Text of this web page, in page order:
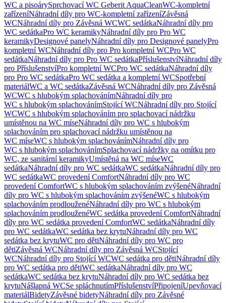
WC a pisoárySprchovací WC Geberit AquaCleanWC-kompletní
zařízeníNáhradní díly pro WC-kompletní zařízeníZávěsná
WCNáhradní díly pro Závěsná WCWC sedátkaNáhradní díly pro
WC sedátkaPro WC keramikyNáhradní díly pro Pro WC
keramikyDesignové panelyNáhradní díly pro Designové panelyPro
kompletní WCNáhradní díly pro Pro kompletní WCPro WC
sedátkaNáhradní díly pro Pro WC sedátkaPříslušenstvíNáhradní díly
pro PříslušenstvíPro kompletní WCPro WC sedátkaNáhradní díly
pro Pro WC sedátkaPro WC sedátka a kompletní WCSpotřební
materiálWC a WC sedátkaZávěsná WCNáhradní díly pro Závěsná
WCWC s hlubokým splachovánímNáhradní díly pro
WC s hlubokým splachovánímStojící WCNáhradní díly pro Stojící
WCWC s hlubokým splachováním pro splachovací nádržku
umístěnou na WC míseNáhradní díly pro WC s hlubokým
splachováním pro splachovací nádržku umístěnou na
WC míseWC s hlubokým splachovánímNáhradní díly pro
WC s hlubokým splachovánímSplachovací nádržky na omítku pro
WC, ze sanitární keramikyUmístěná na WC míseWC
sedátkaNáhradní díly pro WC sedátkaWC sedátkaNáhradní díly pro
WC sedátkaWC provedení ComfortNáhradní díly pro WC
provedení ComfortWC s hlubokým splachováním zvýšenéNáhradní
díly pro WC s hlubokým splachováním zvýšenéWC s hlubokým
splachováním prodlouženéNáhradní díly pro WC s hlubokým
splachováním prodlouženéWC sedátka provedení ComfortNáhradní
díly pro WC sedátka provedení ComfortWC sedátkaNáhradní díly
pro WC sedátkaWC sedátka bez krytuNáhradní díly pro WC
sedátka bez krytuWC pro dětiNáhradní díly pro WC pro
dětiZávěsná WCNáhradní díly pro Závěsná WCStojící
WCNáhradní díly pro Stojící WCWC sedátka pro dětiNáhradní díly
pro WC sedátka pro dětiWC sedátkaNáhradní díly pro WC
sedátkaWC sedátka bez krytuNáhradní díly pro WC sedátka bez
krytuNášlapná WCSe spláchnutímPříslušenstvíPřipojeníUpevňovací
materiálBidetyZávěsné bidetyNáhradní díly pro Závěsné